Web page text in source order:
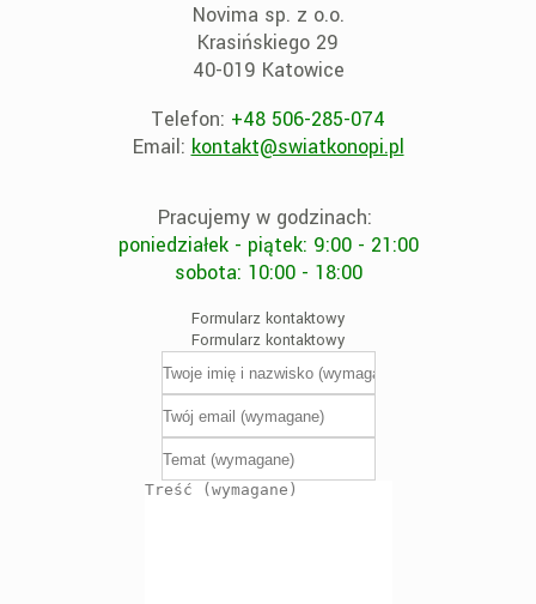
Novima sp. z o.o.
Krasińskiego 29
40-019 Katowice
Telefon: +48 506-285-074
Email: kontakt@swiatkonopi.pl
Pracujemy w godzinach:
poniedziałek - piątek: 9:00 - 21:00
sobota: 10:00 - 18:00
Formularz kontaktowy
Formularz kontaktowy